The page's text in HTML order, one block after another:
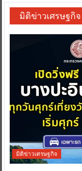
มิติข่าวเศรษฐกิจ
มิติข่าวเศรษฐกิจ